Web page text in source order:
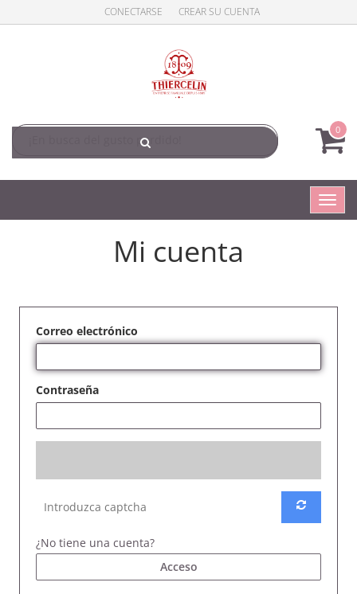
CONECTARSE CREAR SU CUENTA
0
Mi cuenta
Correo electrónico
Contraseña
¿No tiene una cuenta?
Acceso